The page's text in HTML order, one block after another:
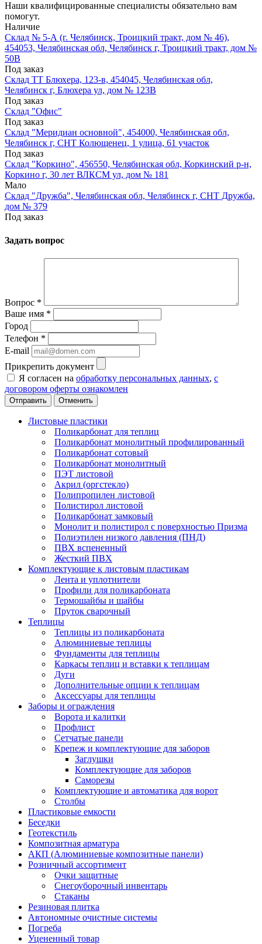
Наши квалифицированные специалисты обязательно вам
помогут.
Наличие
Склад № 5-А (г. Челябинск, Троицкий тракт, дом № 46),
454053, Челябинская обл, Челябинск г, Троицкий тракт, дом №
50В
Под заказ
Склад ТТ Блюхера, 123-в, 454045, Челябинская обл,
Челябинск г, Блюхера ул, дом № 123В
Под заказ
Склад "Офис"
Под заказ
Склад "Меридиан основной", 454000, Челябинская обл,
Челябинск г, СНТ Колющенец, 1 улица, 61 участок
Под заказ
Склад "Коркино", 456550, Челябинская обл, Коркинский р-н,
Коркино г, 30 лет ВЛКСМ ул, дом № 181
Мало
Склад "Дружба", Челябинская обл, Челябинск г, СНТ Дружба,
дом № 379
Под заказ
Задать вопрос
Вопрос *
Ваше имя *
Город
Телефон *
E-mail
Прикрепить документ
Я согласен на обработку персональных данных, с
договором оферты ознакомлен
Отменить
Листовые пластики
Поликарбонат для теплиц
Поликарбонат монолитный профилированный
Поликарбонат сотовый
Поликарбонат монолитный
ПЭТ листовой
Акрил (оргстекло)
Полипропилен листовой
Полистирол листовой
Поликарбонат замковый
Монолит и полистирол с поверхностью Призма
Полиэтилен низкого давления (ПНД)
ПВХ вспененный
Жесткий ПВХ
Комплектующие к листовым пластикам
Лента и уплотнители
Профили для поликарбоната
Термошайбы и шайбы
Пруток сварочный
Теплицы
Теплицы из поликарбоната
Алюминиевые теплицы
Фундаменты для теплицы
Каркасы теплиц и вставки к теплицам
Дуги
Дополнительные опции к теплицам
Аксессуары для теплицы
Заборы и ограждения
Ворота и калитки
Профлист
Сетчатые панели
Крепеж и комплектующие для заборов
Заглушки
Комплектующие для заборов
Саморезы
Комплектующие и автоматика для ворот
Столбы
Пластиковые емкости
Беседки
Геотекстиль
Композитная арматура
АКП (Алюминиевые композитные панели)
Розничный ассортимент
Очки защитные
Снегоуборочный инвентарь
Стаканы
Резиновая плитка
Автономные очистные системы
Погреба
Уцененный товар